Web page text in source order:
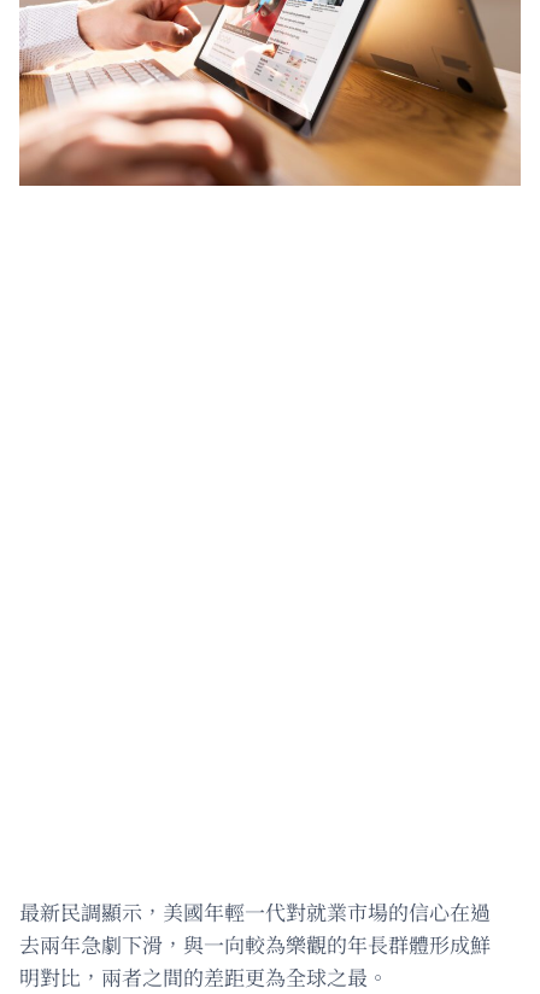
最新民調顯示，美國年輕一代對就業市場的信心在過
去兩年急劇下滑，與一向較為樂觀的年長群體形成鮮
明對比，兩者之間的差距更為全球之最。